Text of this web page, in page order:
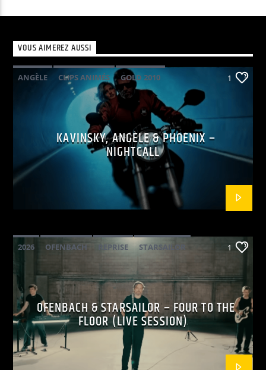
VOUS AIMEREZ AUSSI
ANGÈLE CLIPS ANIMÉS
GOLD 2010
PHOENIX POP ELECTRO
1
KAVINSKY, ANGÈLE & PHOENIX –
NIGHTCALL
2026 OFENBACH REPRISE STARSAILOR 1
OFENBACH & STARSAILOR – FOUR TO THE
FLOOR (LIVE SESSION)